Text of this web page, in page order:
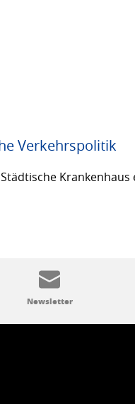
Verkehrspolitik